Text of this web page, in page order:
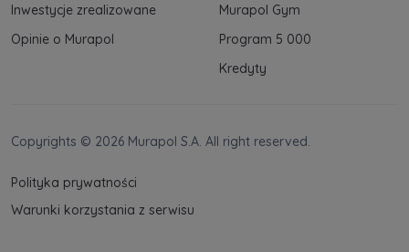
Inwestycje zrealizowane
Opinie o Murapol
Murapol Gym
Program 5 000
Kredyty
Copyrights © 2026 Murapol S.A. All right reserved.
Polityka prywatności
Warunki korzystania z serwisu